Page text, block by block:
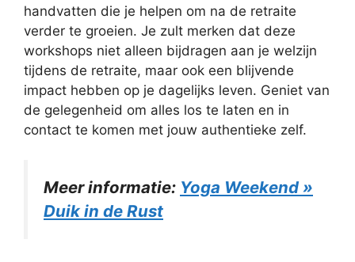
handvatten die je helpen om na de retraite
verder te groeien. Je zult merken dat deze
workshops niet alleen bijdragen aan je welzijn
tijdens de retraite, maar ook een blijvende
impact hebben op je dagelijks leven. Geniet van
de gelegenheid om alles los te laten en in
contact te komen met jouw authentieke zelf.
Meer informatie: Yoga Weekend »
Duik in de Rust